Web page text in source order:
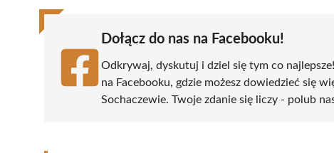
Dołącz do nas na Facebooku!
Odkrywaj, dyskutuj i dziel się tym co najlepsze!
na Facebooku, gdzie możesz dowiedzieć się
Sochaczewie. Twoje zdanie się liczy - polub